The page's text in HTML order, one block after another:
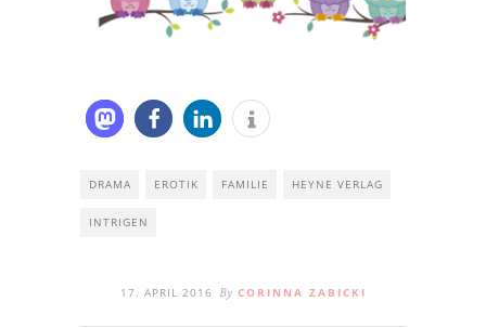
DRAMA EROTIK FAMILIE HEYNE VERLAG
INTRIGEN
17. APRIL 2016 By CORINNA ZABICKI